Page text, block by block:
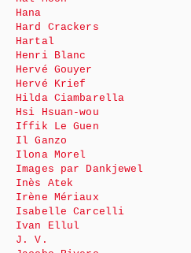
Hana
Hard Crackers
Hartal
Henri Blanc
Hervé Gouyer
Hervé Krief
Hilda Ciambarella
Hsi Hsuan-wou
Iffik Le Guen
Il Ganzo
Ilona Morel
Images par Dankjewel
Inès Atek
Irène Mériaux
Isabelle Carcelli
Ivan Ellul
J. V.